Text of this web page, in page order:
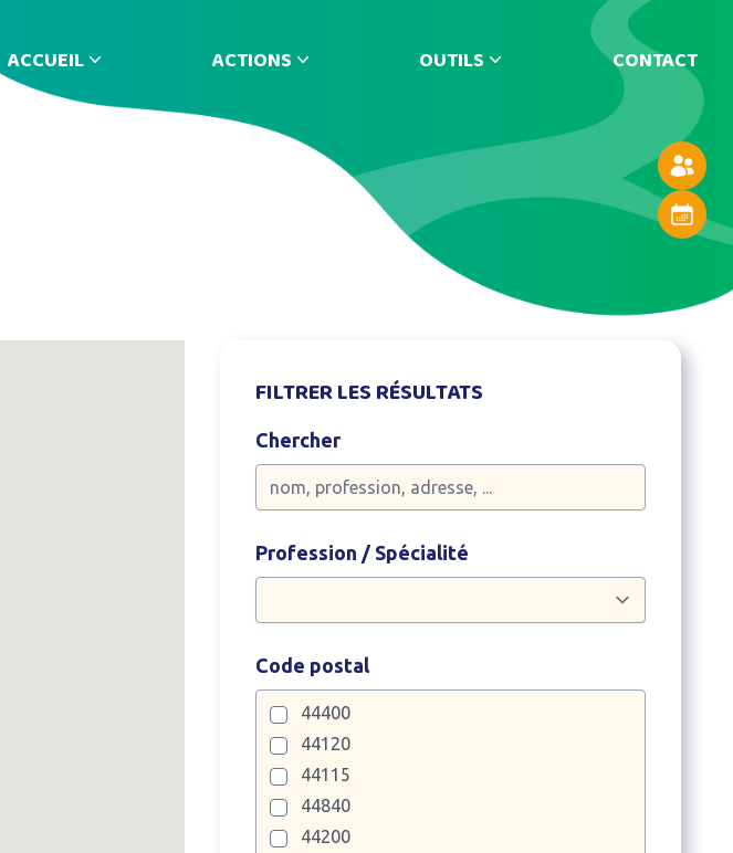
Annuaire
Agenda
ACCUEIL ACTIONS OUTILS CONTACT
FILTRER LES RÉSULTATS
Chercher
Profession / Spécialité
Code postal
44400
44120
44115
44840
44200